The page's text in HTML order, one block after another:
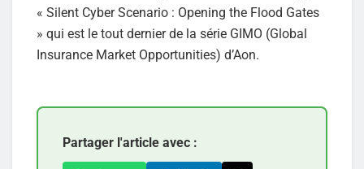
« Silent Cyber Scenario : Opening the Flood Gates
» qui est le tout dernier de la série GIMO (Global
Insurance Market Opportunities) d’Aon.
Partager l'article avec :